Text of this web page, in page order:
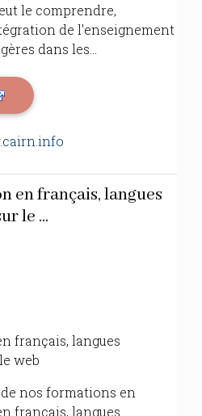
le comprendre,
de l'enseignement
dans les...
en français, langues
le ...
français, langues
web
nos formations en
français, langues